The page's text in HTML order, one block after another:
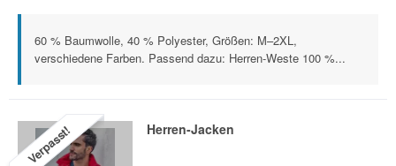
60 % Baumwolle, 40 % Polyester, Größen: M–2XL,
verschiedene Farben. Passend dazu: Herren-Weste 100 %...
Verpasst! Herren-Jacken